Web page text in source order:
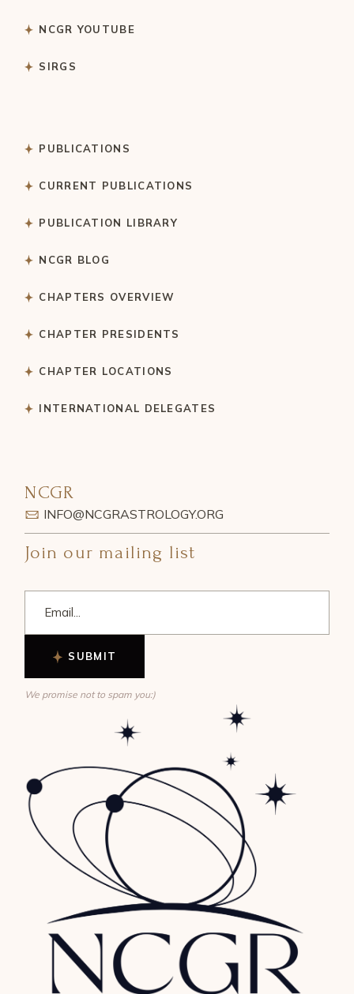
NCGR YOUTUBE
SIRGS
PUBLICATIONS
CURRENT PUBLICATIONS
PUBLICATION LIBRARY
NCGR BLOG
CHAPTERS OVERVIEW
CHAPTER PRESIDENTS
CHAPTER LOCATIONS
INTERNATIONAL DELEGATES
NCGR
INFO@NCGRASTROLOGY.ORG
Join our mailing list
SUBMIT
We promise not to spam you:)